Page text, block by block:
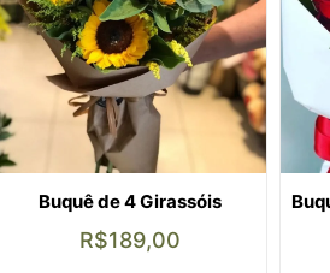
Buquê de 4 Girassóis
R$189,00